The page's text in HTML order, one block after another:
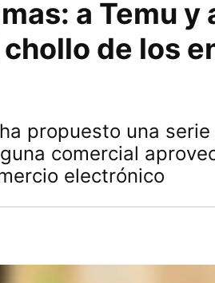
a Temu y
de los
propuesto una serie
comercial
electrónico